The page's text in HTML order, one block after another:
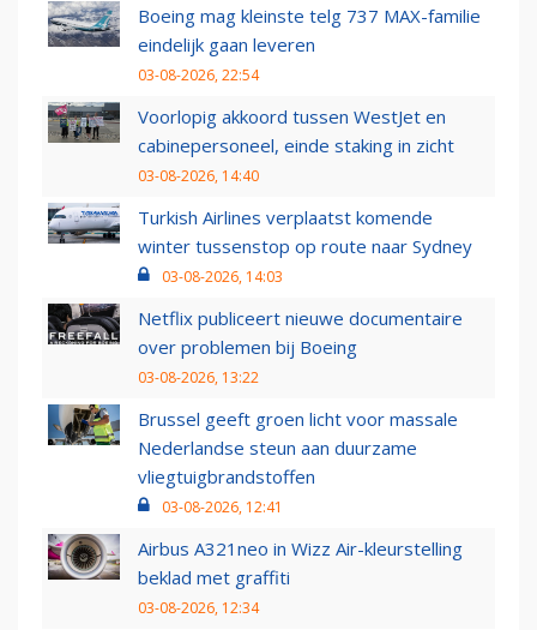
Boeing mag kleinste telg 737 MAX-familie
eindelijk gaan leveren
03-08-2026, 22:54
Voorlopig akkoord tussen WestJet en
cabinepersoneel, einde staking in zicht
03-08-2026, 14:40
Turkish Airlines verplaatst komende
winter tussenstop op route naar Sydney
03-08-2026, 14:03
Netflix publiceert nieuwe documentaire
over problemen bij Boeing
03-08-2026, 13:22
Brussel geeft groen licht voor massale
Nederlandse steun aan duurzame
vliegtuigbrandstoffen
03-08-2026, 12:41
Airbus A321neo in Wizz Air-kleurstelling
beklad met graffiti
03-08-2026, 12:34